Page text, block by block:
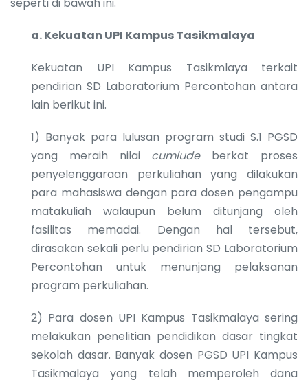
a.Kekuatan UPI Kampus Tasikmalaya
Kekuatan UPI Kampus Tasikmlaya terkait
pendirian SD Laboratorium Percontohan antara
lain berikut ini.
1) Banyak para lulusan program studi S.1 PGSD
yang meraih nilai cumlude berkat proses
penyelenggaraan perkuliahan yang dilakukan
para mahasiswa dengan para dosen pengampu
matakuliah walaupun belum ditunjang oleh
fasilitas memadai. Dengan hal tersebut,
dirasakan sekali perlu pendirian SD Laboratorium
Percontohan untuk menunjang pelaksanan
program perkuliahan.
2) Para dosen UPI Kampus Tasikmalaya sering
melakukan penelitian pendidikan dasar tingkat
sekolah dasar. Banyak dosen PGSD UPI Kampus
Tasikmalaya yang telah memperoleh dana